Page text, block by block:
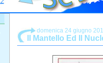
domenica 24 giugno
Il Mantello Ed Il